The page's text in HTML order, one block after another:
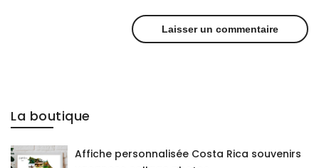
La boutique
Affiche personnalisée Costa Rica souvenirs